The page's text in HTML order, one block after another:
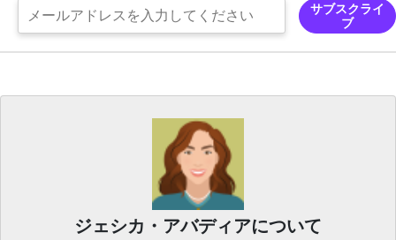
サブスクライ
ブ
ジェシカ・アバディアについて